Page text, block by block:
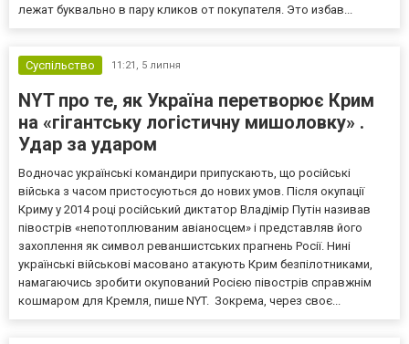
лежат буквально в пару кликов от покупателя. Это избав...
Суспільство 11:21, 5 липня
NYT про те, як Україна перетворює Крим
на «гігантську логістичну мишоловку» .
Удар за ударом
Водночас українські командири припускають, що російські
війська з часом пристосуються до нових умов. Після окупації
Криму у 2014 році російський диктатор Владімір Путін називав
півострів «непотоплюваним авіаносцем» і представляв його
захоплення як символ реваншистських прагнень Росії. Нині
українські військові масовано атакують Крим безпілотниками,
намагаючись зробити окупований Росією півострів справжнім
кошмаром для Кремля, пише NYT. Зокрема, через своє...